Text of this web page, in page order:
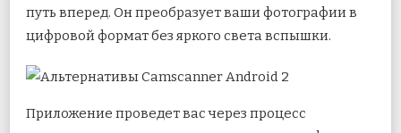
путь вперед. Он преобразует ваши фотографии в
цифровой формат без яркого света вспышки.
Приложение проведет вас через процесс